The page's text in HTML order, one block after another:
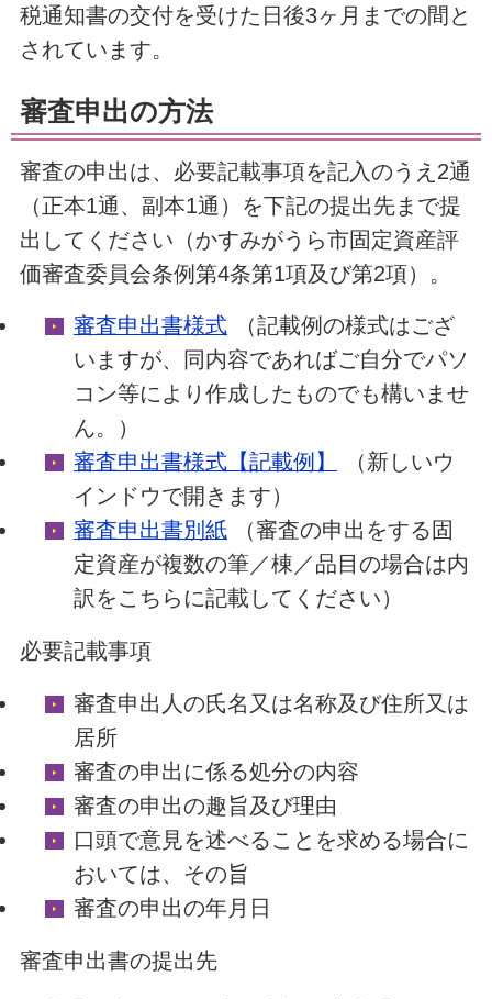
税通知書の交付を受けた日後3ヶ月までの間と
されています。
審査申出の方法
審査の申出は、必要記載事項を記入のうえ2通
（正本1通、副本1通）を下記の提出先まで提
出してください（かすみがうら市固定資産評
価審査委員会条例第4条第1項及び第2項）。
審査申出書様式
（記載例の様式はござ
いますが、同内容であればご自分でパソ
コン等により作成したものでも構いませ
ん。）
審査申出書様式【記載例】
（新しいウ
インドウで開きます）
審査申出書別紙（審査の申出をする固
定資産が複数の筆／棟／品目の場合は内
訳をこちらに記載してください）
必要記載事項
審査申出人の氏名又は名称及び住所又は
居所
審査の申出に係る処分の内容
審査の申出の趣旨及び理由
口頭で意見を述べることを求める場合に
おいては、その旨
審査の申出の年月日
審査申出書の提出先